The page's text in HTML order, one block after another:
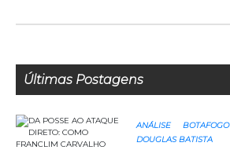
Últimas Postagens
ANÁLISE BOTAFOGO
DOUGLAS BATISTA